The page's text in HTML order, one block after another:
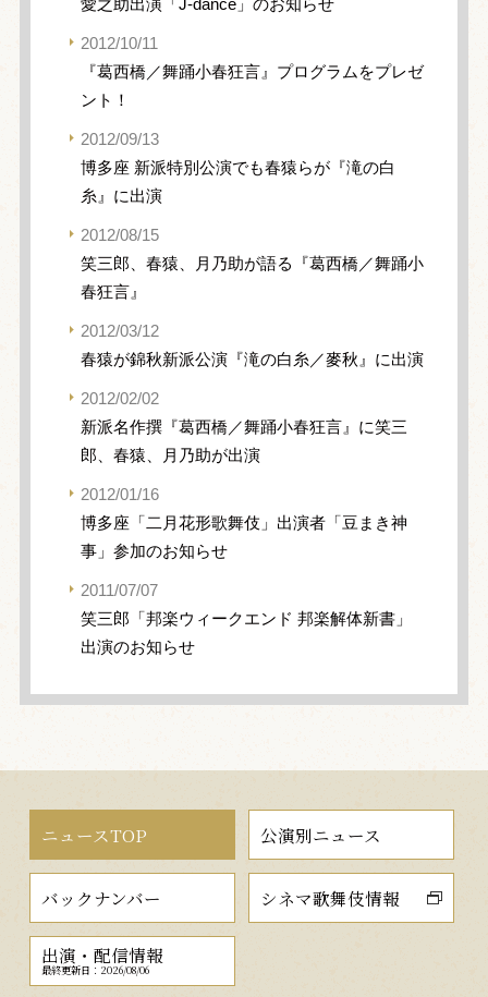
愛之助出演「J-dance」のお知らせ
2012/10/11
『葛西橋／舞踊小春狂言』プログラムをプレゼ
ント！
2012/09/13
博多座 新派特別公演でも春猿らが『滝の白
糸』に出演
2012/08/15
笑三郎、春猿、月乃助が語る『葛西橋／舞踊小
春狂言』
2012/03/12
春猿が錦秋新派公演『滝の白糸／麥秋』に出演
2012/02/02
新派名作撰『葛西橋／舞踊小春狂言』に笑三
郎、春猿、月乃助が出演
2012/01/16
博多座「二月花形歌舞伎」出演者「豆まき神
事」参加のお知らせ
2011/07/07
笑三郎「邦楽ウィークエンド 邦楽解体新書」
出演のお知らせ
ニュースTOP 公演別ニュース
バックナンバー シネマ歌舞伎情報
出演・配信情報
最終更新日：2026/08/06